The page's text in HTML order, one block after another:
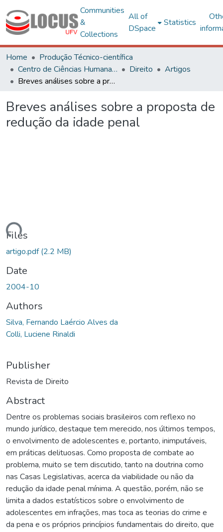
Communities
&
Collections
All of
DSpace
Statistics
Home
Produção Técnico-científica
Centro de Ciências Humanas, Letras e Artes
Direito
Artigos
Breves análises sobre a proposta de redução da idade penal
Breves análises sobre a proposta de
redução da idade penal
Files
artigo.pdf(2.2 MB)
Date
2004-10
Authors
Silva, Fernando Laércio Alves da
Colli, Luciene Rinaldi
Publisher
Revista de Direito
Abstract
Dentre os problemas sociais brasileiros com reflexo no
mundo jurídico, destaque tem merecido, nos últimos tempos,
o envolvimento de adolescentes e, portanto, inimputáveis,
em práticas delituosas. Como proposta de combate ao
problema, muito se tem discutido, tanto na doutrina como
nas Casas Legislativas, acerca da viabilidade ou não da
redução da idade penal mínima. A questão, porém, não se
limita a dados estatísticos sobre o envolvimento de
adolescentes em infrações, mas toca as teorias do crime e
da pena e os próprios princípios fundamentais do direito, que